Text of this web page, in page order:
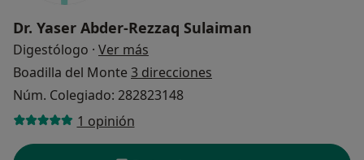
Dr. Yaser Abder-Rezzaq Sulaiman
Digestólogo · Ver más
Boadilla del Monte 3 direcciones
Núm. Colegiado: 282823148
1 opinión